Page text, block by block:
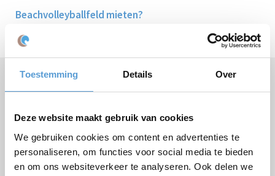
Toestemming Details Over
Deze website maakt gebruik van cookies
We gebruiken cookies om content en advertenties te
personaliseren, om functies voor social media te bieden
en om ons websiteverkeer te analyseren. Ook delen we
Beachvolleyballfeld mieten?
Frage
per E-Mail